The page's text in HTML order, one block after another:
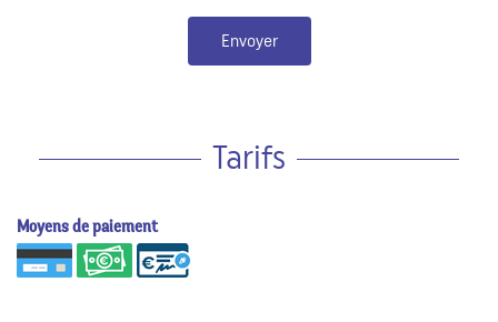
Envoyer
Tarifs
Moyens de paiement